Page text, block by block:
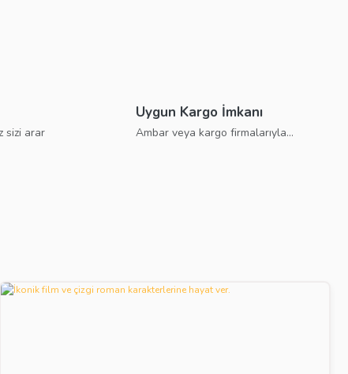
sizi arar
Uygun Kargo İmkanı
Ambar veya kargo firmalarıyla...